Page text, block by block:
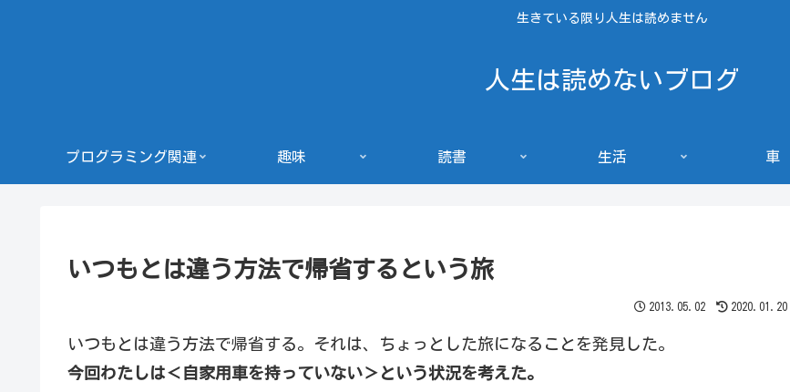
生きている限り人生は読めません
人生は読めないブログ
プログラミング関連 趣味 読書 生活 車
いつもとは違う方法で帰省するという旅
2013.05.02 2020.01.20
いつもとは違う方法で帰省する。それは、ちょっとした旅になることを発見した。
今回わたしは＜自家用車を持っていない＞という状況を考えた。